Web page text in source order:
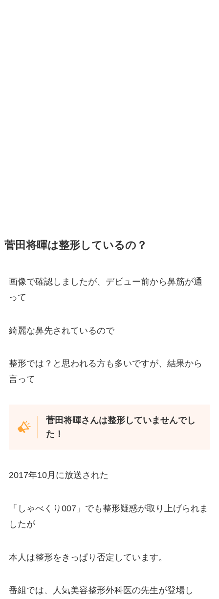
菅田将暉は整形しているの？
画像で確認しましたが、デビュー前から鼻筋が通
って
綺麗な鼻先されているので
整形では？と思われる方も多いですが、結果から
言って
菅田将暉さんは整形していませんでし
た！
2017年10月に放送された
「しゃべくり007」でも整形疑惑が取り上げられま
したが
本人は整形をきっぱり否定しています。
番組では、人気美容整形外科医の先生が登場し